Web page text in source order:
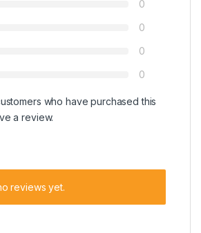
0
0
0
0
who have purchased this
a review.
reviews yet.